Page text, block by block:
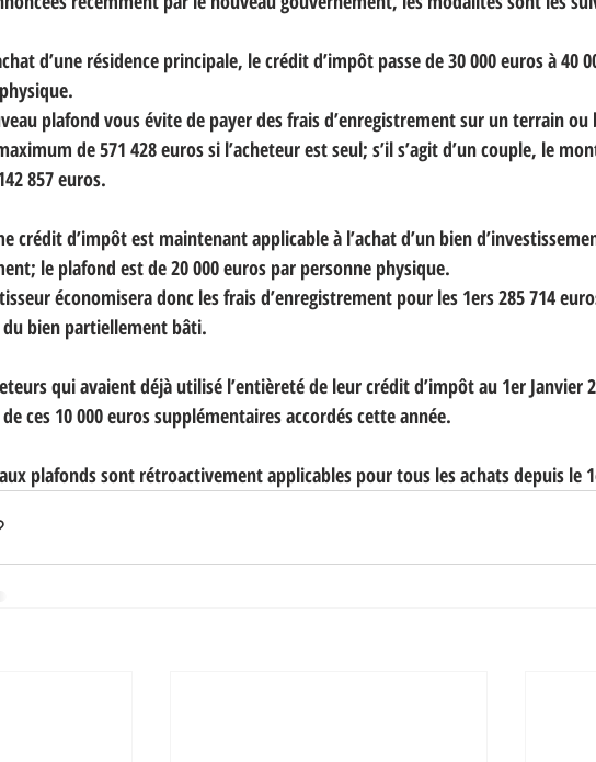
d’une résidence principale, le crédit d’impôt passe de 30 000 euros à 40
plafond vous évite de payer des frais d’enregistrement sur un terrain
de 571 428 euros si l’acheteur est seul; s’il s’agit d’un couple, le
857 euros.
crédit d’impôt est maintenant applicable à l’achat d’un bien
le plafond est de 20 000 euros par personne physique.
économisera donc les frais d’enregistrement pour les 1ers 285 714
bien partiellement bâti.
qui avaient déjà utilisé l’entièreté de leur crédit d’impôt au 1er Janvier
ces 10 000 euros supplémentaires accordés cette année.
plafonds sont rétroactivement applicables pour tous les achats depuis le